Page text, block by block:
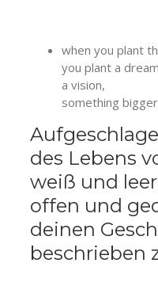
when you plant
you plant a
a vision,
something
des Lebens
weiß und
offen und
deinen
beschrieben